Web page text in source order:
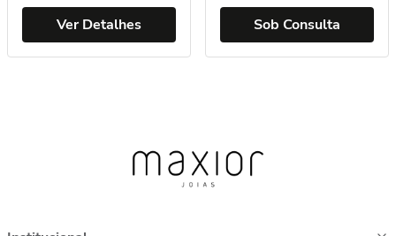
Ver Detalhes Sob Consulta